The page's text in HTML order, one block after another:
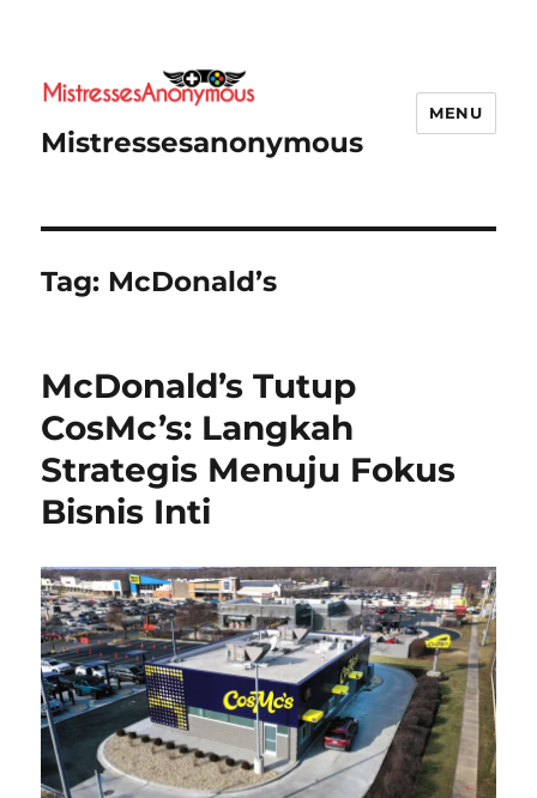
Mistressesanonymous
MENU
Tag: McDonald’s
McDonald’s Tutup
CosMc’s: Langkah
Strategis Menuju Fokus
Bisnis Inti